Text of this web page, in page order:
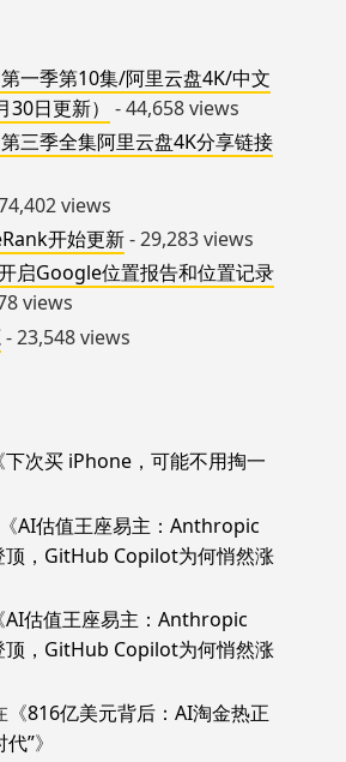
第一季第10集/阿里云盘4K/中文
日更新）
- 44,658 views
第三季全集阿里云盘4K分享链接
views
开始更新- 29,283 views
启Google位置报告和位置记录
views
- 23,548 views
下次买 iPhone，可能不用掏一
AI估值王座易主：Anthropic
顶，GitHub Copilot为何悄然涨
AI估值王座易主：Anthropic
顶，GitHub Copilot为何悄然涨
《816亿美元背后：AI淘金热正
代”》